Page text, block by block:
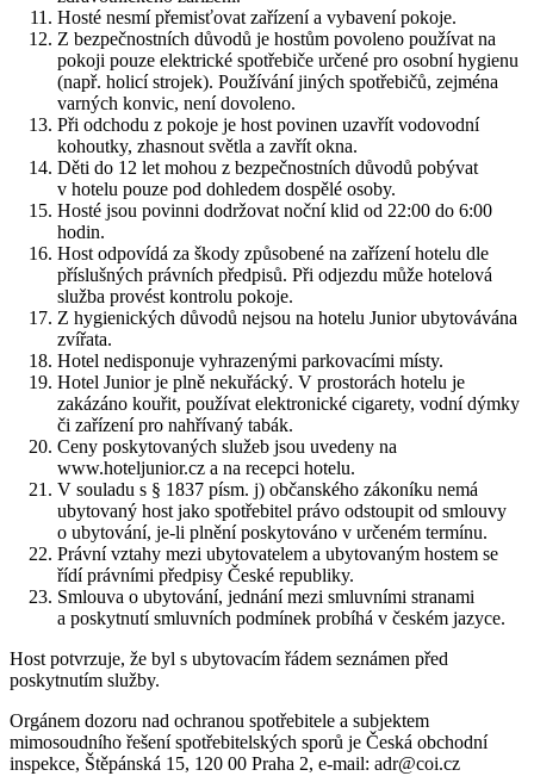
Hosté nesmí přemisťovat zařízení a vybavení pokoje.
Z bezpečnostních důvodů je hostům povoleno používat na
pokoji pouze elektrické spotřebiče určené pro osobní hygienu
(např. holicí strojek). Používání jiných spotřebičů, zejména
varných konvic, není dovoleno.
Při odchodu z pokoje je host povinen uzavřít vodovodní
kohoutky, zhasnout světla a zavřít okna.
Děti do 12 let mohou z bezpečnostních důvodů pobývat
v hotelu pouze pod dohledem dospělé osoby.
Hosté jsou povinni dodržovat noční klid od 22:00 do 6:00
hodin.
Host odpovídá za škody způsobené na zařízení hotelu dle
příslušných právních předpisů. Při odjezdu může hotelová
služba provést kontrolu pokoje.
Z hygienických důvodů nejsou na hotelu Junior ubytovávána
zvířata.
Hotel nedisponuje vyhrazenými parkovacími místy.
Hotel Junior je plně nekuřácký. V prostorách hotelu je
zakázáno kouřit, používat elektronické cigarety, vodní dýmky
či zařízení pro nahřívaný tabák.
Ceny poskytovaných služeb jsou uvedeny na
www.hoteljunior.cz a na recepci hotelu.
V souladu s § 1837 písm. j) občanského zákoníku nemá
ubytovaný host jako spotřebitel právo odstoupit od smlouvy
o ubytování, je-li plnění poskytováno v určeném termínu.
Právní vztahy mezi ubytovatelem a ubytovaným hostem se
řídí právními předpisy České republiky.
Smlouva o ubytování, jednání mezi smluvními stranami
a poskytnutí smluvních podmínek probíhá v českém jazyce.
Host potvrzuje, že byl s ubytovacím řádem seznámen před
poskytnutím služby.
Orgánem dozoru nad ochranou spotřebitele a subjektem
mimosoudního řešení spotřebitelských sporů je Česká obchodní
inspekce, Štěpánská 15, 120 00 Praha 2, e-mail: adr@coi.cz